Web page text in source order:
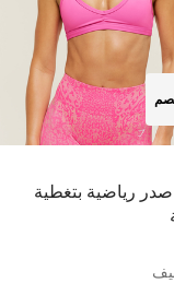
رياضية بتغطية